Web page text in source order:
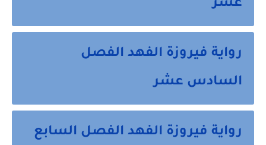
عشر
رواية فيروزة الفهد الفصل
السادس عشر
رواية فيروزة الفهد الفصل السابع